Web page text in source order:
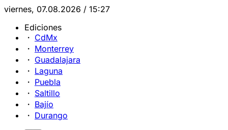
viernes, 07.08.2026 / 15:27
Ediciones
CdMx
Monterrey
Guadalajara
Laguna
Puebla
Saltillo
Bajío
Durango